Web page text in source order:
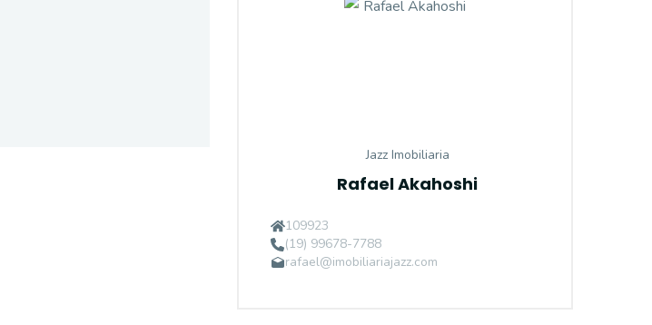
Jazz Imobiliaria
Rafael Akahoshi
109923
(19) 99678-7788
rafael@imobiliariajazz.com